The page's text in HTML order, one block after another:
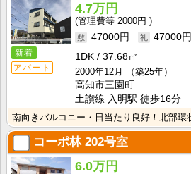
新着
アパート
4.7万円
2000円
47000円
47000円
1DK
37.68㎡
2000年12月
（築25年）
高知市三園町
土讃線 入明駅 徒歩16分
コーポ林202号室
6.0万円